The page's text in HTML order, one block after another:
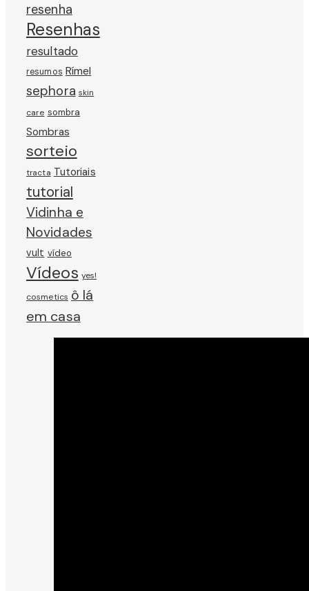
resenha
Resenhas
resultado
resumos Rímel
sephora skin
care sombra
Sombras
sorteio
tracta Tutoriais
tutorial
Vidinha e
Novidades
vult vídeo
Vídeos yes!
cosmetics ô lá
em casa